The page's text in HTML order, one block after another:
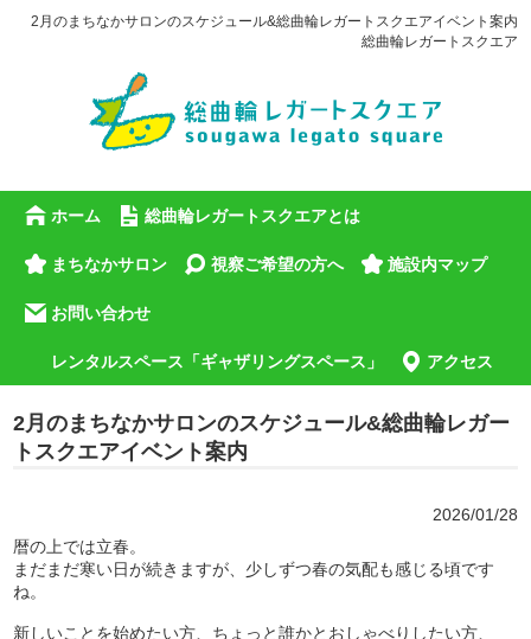
2月のまちなかサロンのスケジュール&総曲輪レガートスクエアイベント案内
総曲輪レガートスクエア
ホーム 総曲輪レガートスクエアとは
まちなかサロン 視察ご希望の方へ 施設内マップ
お問い合わせ
レンタルスペース「ギャザリングスペース」 アクセス
2月のまちなかサロンのスケジュール&総曲輪レガー
トスクエアイベント案内
2026/01/28
暦の上では立春。
まだまだ寒い日が続きますが、少しずつ春の気配も感じる頃です
ね。
新しいことを始めたい方、ちょっと誰かとおしゃべりしたい方、